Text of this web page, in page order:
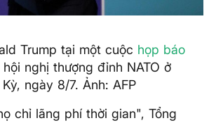
Trump tại một cuộc họp báo
nghị thượng đỉnh NATO ở
ngày 8/7. Ảnh: AFP
chỉ lãng phí thời gian", Tổng